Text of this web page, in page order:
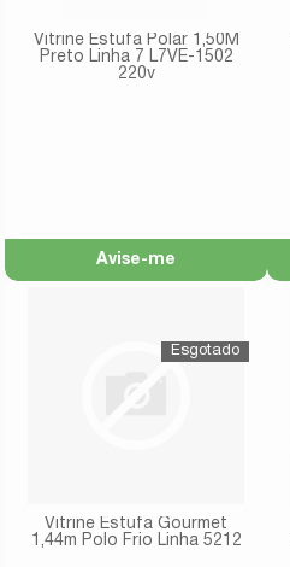
Vitrine Estufa Polar 1,50M
Preto Linha 7 L7VE-1502
220v
Avise-me
Vitrine Estufa Gourmet
1,44m Polo Frio Linha 5212